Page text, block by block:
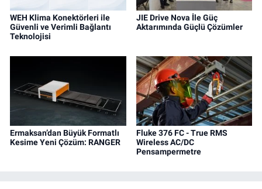
WEH Klima Konektörleri ile
Güvenli ve Verimli Bağlantı
Teknolojisi
JIE Drive Nova İle Güç
Aktarımında Güçlü Çözümler
Ermaksan’dan Büyük Formatlı
Kesime Yeni Çözüm: RANGER
Fluke 376 FC - True RMS
Wireless AC/DC
Pensampermetre